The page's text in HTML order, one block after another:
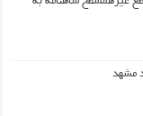
مشهد